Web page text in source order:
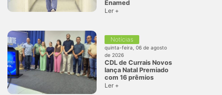
Enamed
Ler +
Notícias
quinta-feira, 06 de agosto
de 2026
CDL de Currais Novos
lança Natal Premiado
com 16 prêmios
Ler +